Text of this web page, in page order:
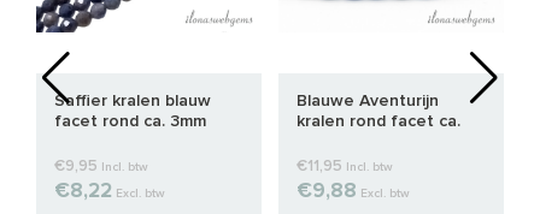
Saffier kralen blauw
facet rond ca. 3mm
€9,95 Incl. btw
€8,22 Excl. btw
Blauwe Aventurijn
kralen rond facet ca.
€11,95 Incl. btw
€9,88 Excl. btw